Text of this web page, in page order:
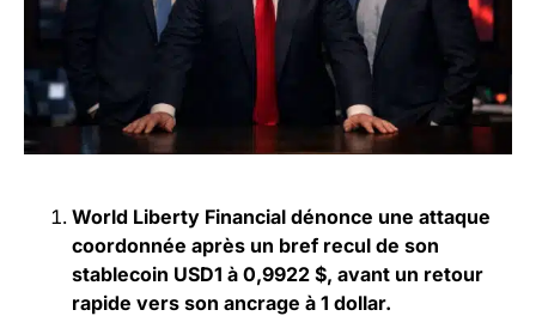
World Liberty Financial dénonce une attaque
coordonnée après un bref recul de son
stablecoin USD1 à 0,9922 $, avant un retour
rapide vers son ancrage à 1 dollar.